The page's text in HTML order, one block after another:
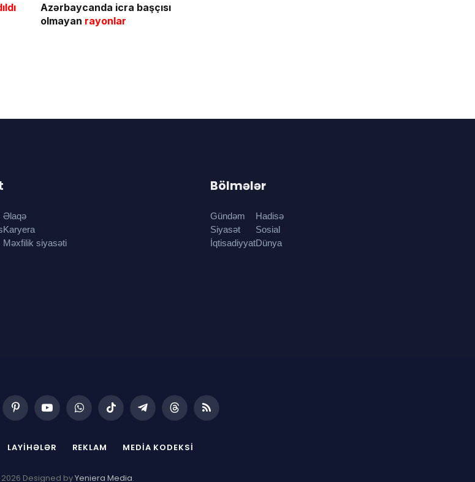
Azərbaycanda icra başçısı
olmayan rayonlar
Əlaqə
Karyera
Məxfilik siyasəti
Bölmələr
Gündəm
Siyasət
İqtisadiyyat
Hadisə
Sosial
Dünya
PinterestYouTubeWhatsAppTikTok TelegramThreadsRSS
LAYIHƏLƏR REKLAM MEDIA KODEKSI
Designed byYeniera Media.